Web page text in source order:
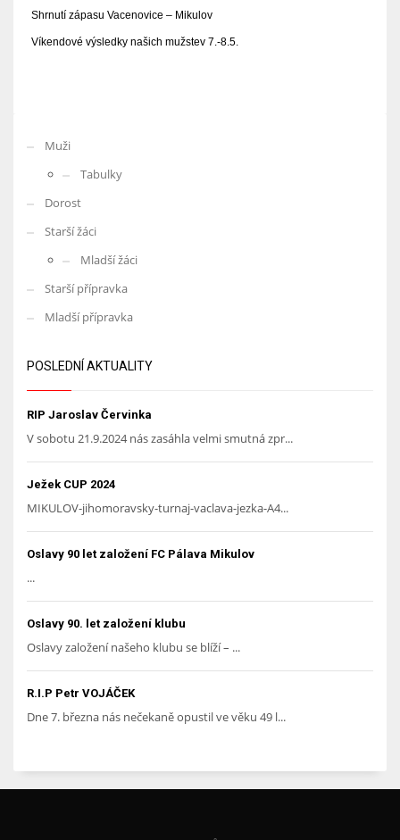
Shrnutí zápasu Vacenovice – Mikulov
Víkendové výsledky našich mužstev 7.-8.5.
Muži
Tabulky
Dorost
Starší žáci
Mladší žáci
Starší přípravka
Mladší přípravka
POSLEDNÍ AKTUALITY
RIP Jaroslav Červinka
V sobotu 21.9.2024 nás zasáhla velmi smutná zpr...
Ježek CUP 2024
MIKULOV-jihomoravsky-turnaj-vaclava-jezka-A4...
Oslavy 90 let založení FC Pálava Mikulov
...
Oslavy 90. let založení klubu
Oslavy založení našeho klubu se blíží – ...
R.I.P Petr VOJÁČEK
Dne 7. března nás nečekaně opustil ve věku 49 l...